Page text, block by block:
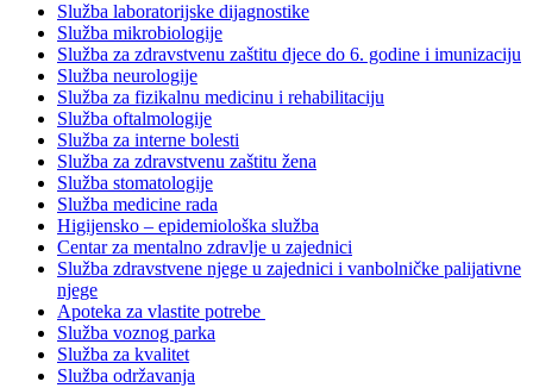
Služba laboratorijske dijagnostike
Služba mikrobiologije
Služba za zdravstvenu zaštitu djece do 6. godine i imunizaciju
Služba neurologije
Služba za fizikalnu medicinu i rehabilitaciju
Služba oftalmologije
Služba za interne bolesti
Služba za zdravstvenu zaštitu žena
Služba stomatologije
Služba medicine rada
Higijensko – epidemiološka služba
Centar za mentalno zdravlje u zajednici
Služba zdravstvene njege u zajednici i vanbolničke palijativne
njege
Apoteka za vlastite potrebe
Služba voznog parka
Služba za kvalitet
Služba održavanja